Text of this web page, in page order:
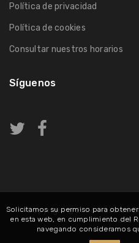
Política de privacidad
Política de cookies
Consultar nuestros horarios
Síguenos
Copyright @ 2026Muebles
Solicitamos su permiso para
en esta web, en cumplimiento del
navegando consideramos